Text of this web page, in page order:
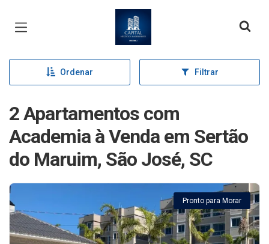
Página inicial
Ordenar Filtrar
2 Apartamentos com
Academia à Venda em Sertão
do Maruim, São José, SC
Pronto para Morar